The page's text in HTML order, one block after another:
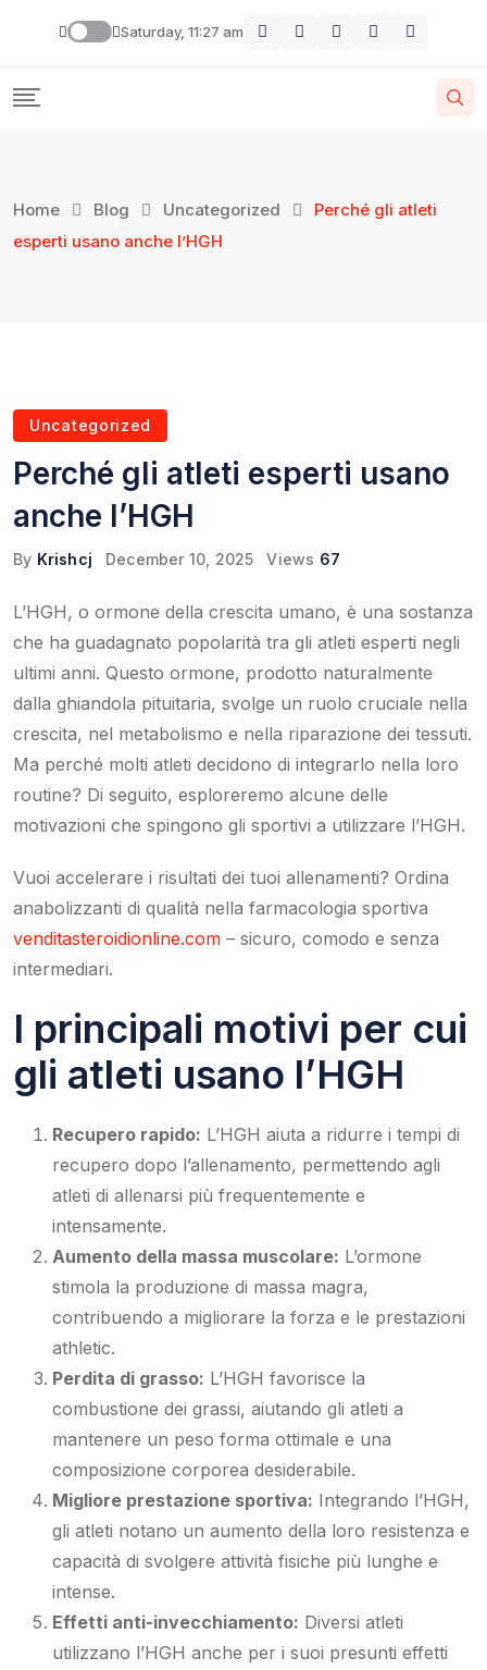
Saturday, 11:27 am
Home Blog Uncategorized
Perché gli atleti
esperti usano anche l’HGH
Uncategorized
Perché gli atleti esperti usano
anche l’HGH
By Krishcj December 10, 2025 Views 67
L’HGH, o ormone della crescita umano, è una sostanza
che ha guadagnato popolarità tra gli atleti esperti negli
ultimi anni. Questo ormone, prodotto naturalmente
dalla ghiandola pituitaria, svolge un ruolo cruciale nella
crescita, nel metabolismo e nella riparazione dei tessuti.
Ma perché molti atleti decidono di integrarlo nella loro
routine? Di seguito, esploreremo alcune delle
motivazioni che spingono gli sportivi a utilizzare l’HGH.
Vuoi accelerare i risultati dei tuoi allenamenti? Ordina
anabolizzanti di qualità nella farmacologia sportiva
venditasteroidionline.com – sicuro, comodo e senza
intermediari.
I principali motivi per cui
gli atleti usano l’HGH
Recupero rapido: L’HGH aiuta a ridurre i tempi di
recupero dopo l’allenamento, permettendo agli
atleti di allenarsi più frequentemente e
intensamente.
Aumento della massa muscolare: L’ormone
stimola la produzione di massa magra,
contribuendo a migliorare la forza e le prestazioni
athletic.
Perdita di grasso: L’HGH favorisce la
combustione dei grassi, aiutando gli atleti a
mantenere un peso forma ottimale e una
composizione corporea desiderabile.
Migliore prestazione sportiva: Integrando l’HGH,
gli atleti notano un aumento della loro resistenza e
capacità di svolgere attività fisiche più lunghe e
intense.
Effetti anti-invecchiamento: Diversi atleti
utilizzano l’HGH anche per i suoi presunti effetti